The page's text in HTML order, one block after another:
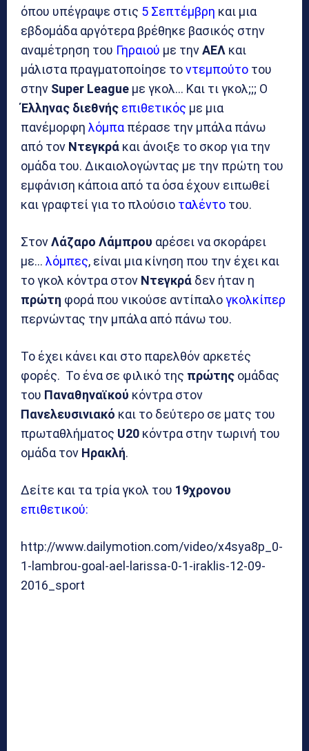
όπου υπέγραψε στις 5 Σεπτέμβρη και μια
εβδομάδα αργότερα βρέθηκε βασικός στην
αναμέτρηση του Γηραιού με τηνΑΕΛ και
μάλιστα πραγματοποίησε τοντεμπούτο του
στην Super League με γκολ… Και τι γκολ;;; Ο
Έλληνας διεθνής επιθετικός με μια
πανέμορφη λόμπα πέρασε την μπάλα πάνω
από τον Ντεγκρά και άνοιξε το σκορ για την
ομάδα του. Δικαιολογώντας με την πρώτη του
εμφάνιση κάποια από τα όσα έχουν ειπωθεί
και γραφτεί για το πλούσιο ταλέντο του.
ΣτονΛάζαρο Λάμπρου αρέσει να σκοράρει
με… λόμπες, είναι μια κίνηση που την έχει και
το γκολ κόντρα στον Ντεγκρά δεν ήταν η
πρώτη φορά που νικούσε αντίπαλογκολκίπερ
περνώντας την μπάλα από πάνω του.
Το έχει κάνει και στο παρελθόν αρκετές
φορές. Το ένα σε φιλικό της πρώτης ομάδας
του Παναθηναϊκού κόντρα στον
Πανελευσινιακό και το δεύτερο σε ματς του
πρωταθλήματος U20 κόντρα στην τωρινή του
ομάδα τον Ηρακλή.
Δείτε και τα τρία γκολ του 19χρονου
επιθετικού:
http://www.dailymotion.com/video/x4sya8p_0-
1-lambrou-goal-ael-larissa-0-1-iraklis-12-09-
2016_sport